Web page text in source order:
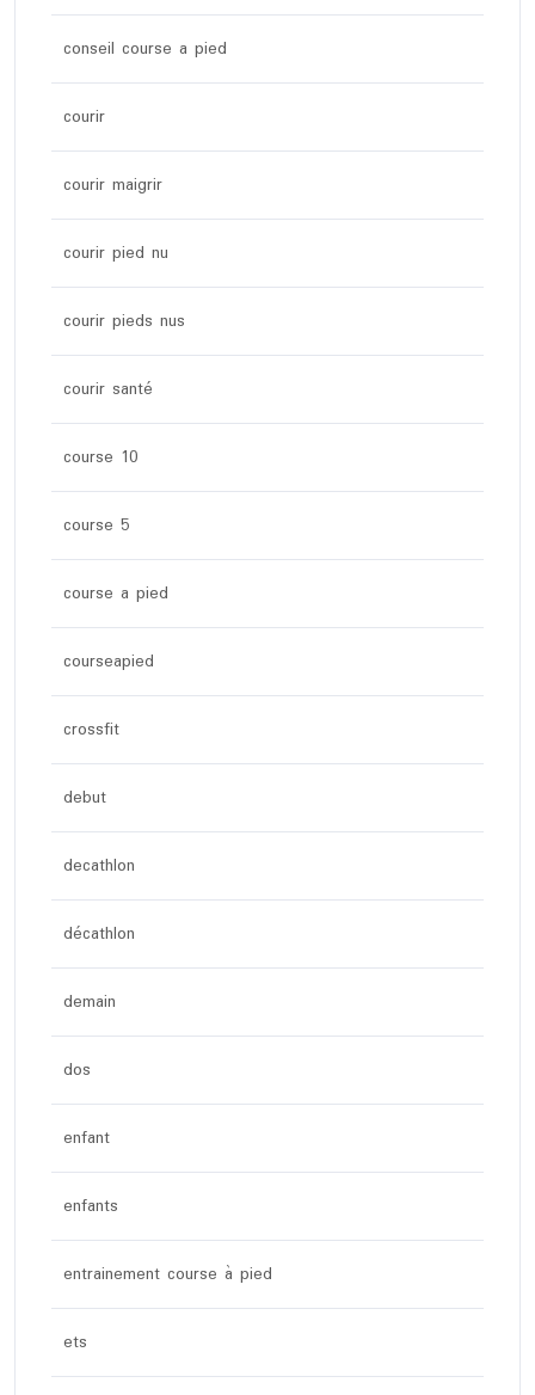
conseil course a pied
courir
courir maigrir
courir pied nu
courir pieds nus
courir santé
course 10
course 5
course a pied
courseapied
crossfit
debut
decathlon
décathlon
demain
dos
enfant
enfants
entrainement course à pied
ets